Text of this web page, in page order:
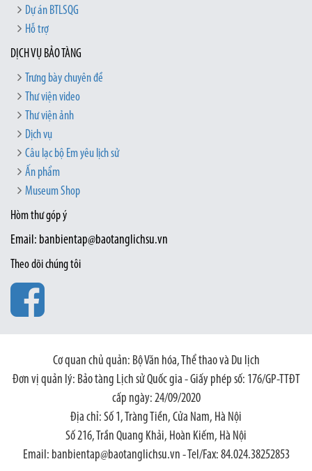
Dự án BTLSQG
Hỗ trợ
DỊCH VỤ BẢO TÀNG
Trưng bày chuyên đề
Thư viện video
Thư viện ảnh
Dịch vụ
Câu lạc bộ Em yêu lịch sử
Ấn phẩm
Museum Shop
Hòm thư góp ý
Email: banbientap@baotanglichsu.vn
Theo dõi chúng tôi
Cơ quan chủ quản: Bộ Văn hóa, Thể thao và Du lịch
Đơn vị quản lý: Bảo tàng Lịch sử Quốc gia - Giấy phép số: 176/GP-TTĐT
cấp ngày: 24/09/2020
Địa chỉ: Số 1, Tràng Tiền, Cửa Nam, Hà Nội
Số 216, Trần Quang Khải, Hoàn Kiếm, Hà Nội
Email: banbientap@baotanglichsu.vn - Tel/Fax: 84.024.38252853